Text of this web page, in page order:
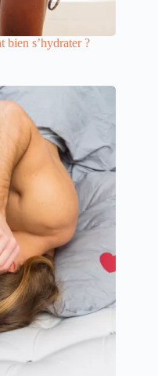
bien s’hydrater ?